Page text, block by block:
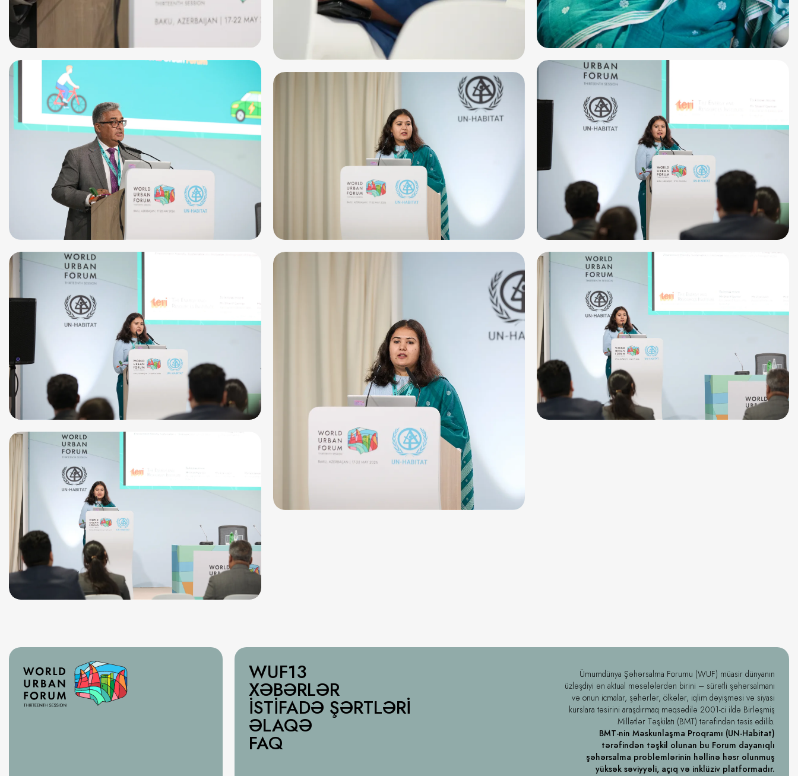
WUF13
XƏBƏRLƏR
İSTIFADƏ ŞƏRTLƏRI
ƏLAQƏ
FAQ
Ümumdünya Şəhərsalma Forumu (WUF) müasir dünyanın
üzləşdiyi ən aktual məsələlərdən birini – sürətli şəhərsalmanı
və onun icmalar, şəhərlər, ölkələr, iqlim dəyişməsi və siyasi
kurslara təsirini araşdırmaq məqsədilə 2001-ci ildə Birləşmiş
Millətlər Təşkilatı (BMT) tərəfindən təsis edilib.
BMT-nin Məskunlaşma Proqramı (UN-Habitat)
tərəfindən təşkil olunan bu Forum dayanıqlı
şəhərsalma problemlərinin həllinə həsr olunmuş
yüksək səviyyəli, açıq və inklüziv platformadır.